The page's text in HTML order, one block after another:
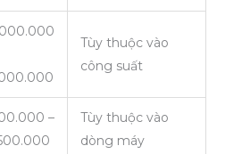
Tùy thuộc vào
công suất
–
Tùy thuộc vào
dòng máy